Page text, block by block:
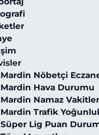
Mardin Nöbetçi
Mardin Hava Durumu
Mardin Namaz
Mardin Trafik
Süper Lig Puan